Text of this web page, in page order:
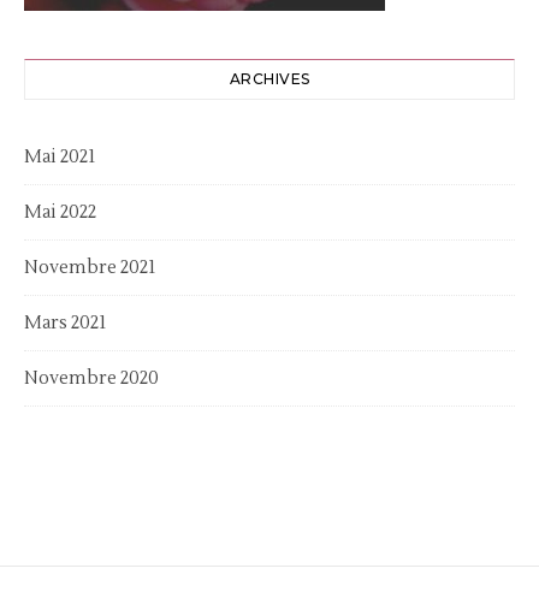
ARCHIVES
Mai 2021
Mai 2022
Novembre 2021
Mars 2021
Novembre 2020